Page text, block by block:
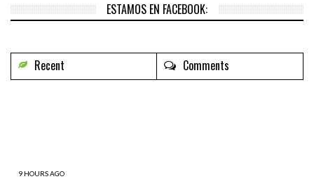
ESTAMOS EN FACEBOOK:
Recent Comments
9 HOURS AGO